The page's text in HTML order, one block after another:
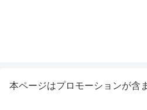
本ページはプロモーションが含